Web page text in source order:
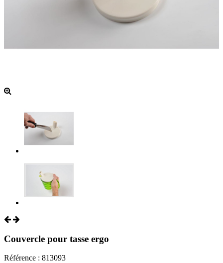
Couvercle pour tasse ergo
Référence : 813093